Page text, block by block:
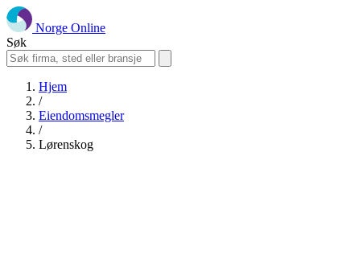
Norge Online
Søk
Hjem
/
Eiendomsmegler
/
Lørenskog